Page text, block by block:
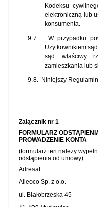
Kodeksu
elektroniczną lub
konsumenta.
9.7.
W przypadku
Użytkownikiem
sąd właściwy
zamieszkania lub
9.8. Niniejszy
Załącznik nr 1
FORMULARZ
PROWADZENIE KONTA
(formularz ten należy
odstąpienia od umowy)
Adresat:
Allecco Sp. z o.o.
ul. Białobrzeska 45